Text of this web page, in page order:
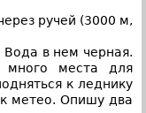
ручей (3000 м,
Вода в нем черная.
много места для
к леднику
к метео. Опишу два